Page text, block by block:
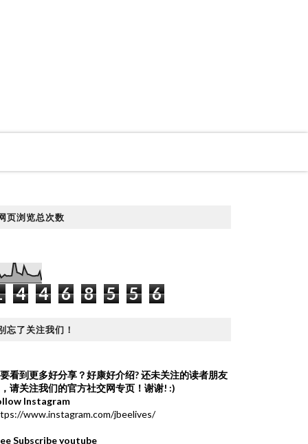
页浏览总次数
4 4 6 8 5 5 6
忘了关注我们！
看到更多好分享？好康好介绍?还未关注的读者朋友
请关注我们的官方社交网专页！谢谢! :)
Instagram
www.instagram.com/jbeelives/
Subscribe youtube